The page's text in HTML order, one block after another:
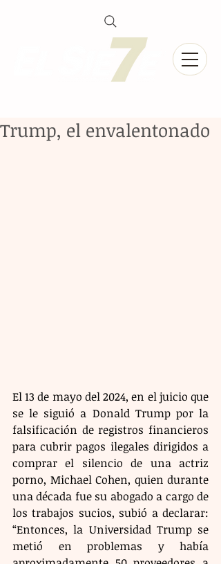
Trump, el envalentonado
El 13 de mayo del 2024, en el juicio que
se le siguió a Donald Trump por la
falsificación de registros financieros
para cubrir pagos ilegales dirigidos a
comprar el silencio de una actriz
porno, Michael Cohen, quien durante
una década fue su abogado a cargo de
los trabajos sucios, subió a declarar:
“Entonces, la Universidad Trump se
metió en problemas y había